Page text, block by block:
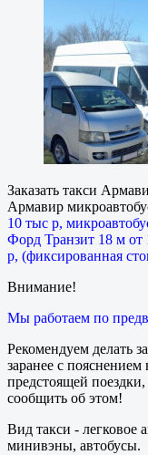
Заказать такси
Армавир
10 тыс р,
Форд Транзит 18 м от
р, (фиксированная
Внимание!
Мы работаем по
Рекомендуем делать
заранее с
предстоящей
сообщить об этом!
Вид такси - легковое
минивэны, автобусы.